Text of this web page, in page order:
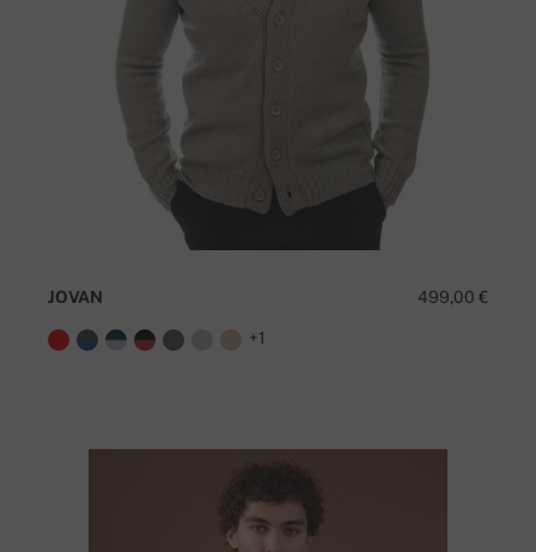
499,00 €
JOVAN
+1